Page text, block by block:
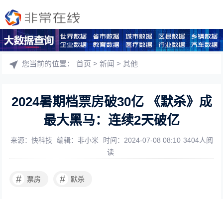
您当前的位置：首页 >新闻 >其他
2024暑期档票房破30亿 《默杀》成
最大黑马：连续2天破亿
来源：快科技 编辑：非小米 时间：2024-07-08 08:10 3404人阅
读
# 票房 # 默杀